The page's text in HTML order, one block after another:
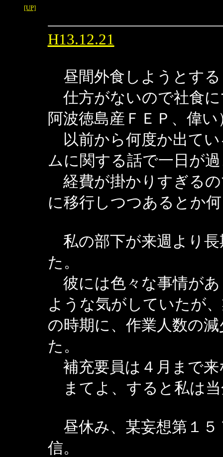
[UP]
H13.12.21
昼間外食しようとする
仕方がないので社食に
阿波徳島産ＦＥＰ、偉い
以前から何度か出てい
ムに関する話で一日が
経費が掛かりすぎるの
に移行しつつあるとか
私の部下が来週より
た。
彼には色々な事情が
ような気がしていたが
の時期に、作業人数の
た。
補充要員は４月まで
まてよ、すると私は
昼休み、某妄想第１５
信。